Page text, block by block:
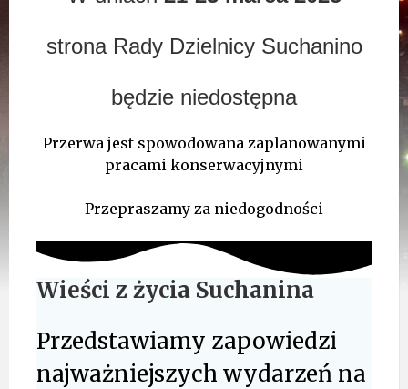
strona Rady Dzielnicy Suchanino
będzie niedostępna
Przerwa jest spowodowana zaplanowanymi
pracami konserwacyjnymi
Przepraszamy za niedogodności
Wieści z życia Suchanina
Przedstawiamy zapowiedzi
najważniejszych wydarzeń na